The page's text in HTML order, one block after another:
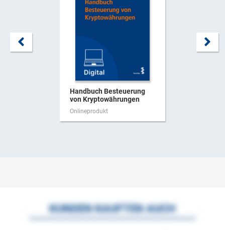
Handbuch Besteuerung
von Kryptowährungen
Onlineprodukt
KUNDEN KAUFTEN AUCH